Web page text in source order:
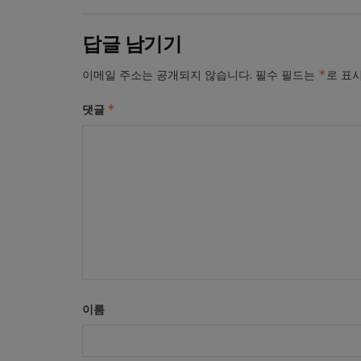
답글 남기기
이메일 주소는 공개되지 않습니다. 필수 필드는 *로 표
댓글 *
이름